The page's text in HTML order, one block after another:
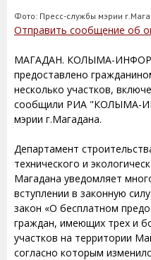
Фото: Пресс-службы мэрии
Отправить сообщение об
МАГАДАН. КОЛЫМА-
предоставлено
несколько участков,
сообщили РИА "КОЛЫМА-
мэрии г.Магадана.
Департамент
технического и
Магадана уведомляет
вступлении в законную
закон «О бесплатном
граждан, имеющих трех и
участков на территории
согласно которым